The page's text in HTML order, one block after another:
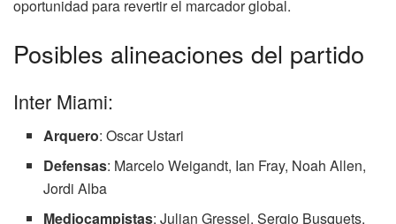
oportunidad para revertir el marcador global.
Posibles alineaciones del partido
Inter Miami:
Arquero: Oscar Ustari
Defensas: Marcelo Weigandt, Ian Fray, Noah Allen,
Jordi Alba
Mediocampistas: Julian Gressel, Sergio Busquets,